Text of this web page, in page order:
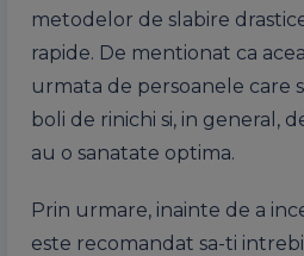
metodelor de slabire
rapide. De mentionat ca
urmata de persoanele care
boli de rinichi si, in general,
au o sanatate optima.
Prin urmare, inainte de a
este recomandat sa-ti